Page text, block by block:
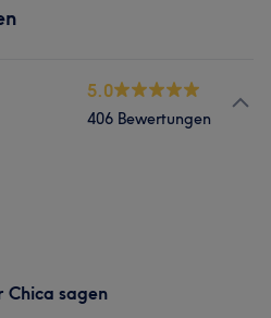
5.0
406 Bewertungen
Chica sagen